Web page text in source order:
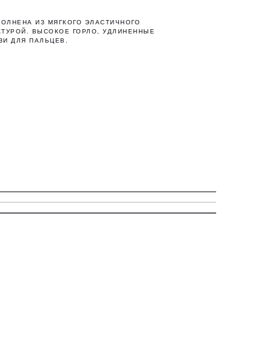
ИЗ МЯГКОГО ЭЛАСТИЧНОГО
ВЫСОКОЕ ГОРЛО, УДЛИНЕННЫЕ
ДЛЯ ПАЛЬЦЕВ.